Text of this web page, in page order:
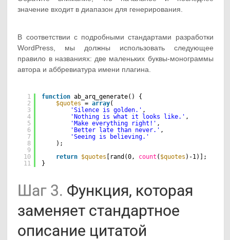
значение входит в диапазон для генерирования.
В соответствии с подробными стандартами разработки
WordPress, мы должны использовать следующее
правило в названиях: две маленьких буквы-монограммы
автора и аббревиатура имени плагина.
1
2
3
4
5
6
7
8
9
10
11
function ab_arq_generate() {
$quotes
= array(
'Silence is golden.' ,
'Nothing is what it looks like.' ,
'Make everything right!' ,
'Better late than never.' ,
'Seeing is believing.'
);
return $quotes [rand(0, count ( $quotes )-1)];
}
Шаг 3. Функция, которая
заменяет стандартное
описание цитатой